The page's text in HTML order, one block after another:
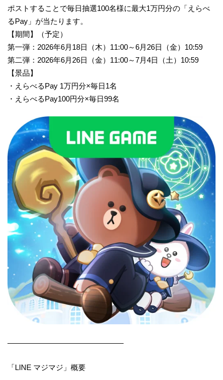
ポストすることで毎日抽選100名様に最大1万円分の「えらべ
るPay」が当たります。
【期間】（予定）
第一弾：2026年6月18日（木）11:00～6月26日（金）10:59
第二弾：2026年6月26日（金）11:00～7月4日（土）10:59
【景品】
・えらべるPay 1万円分×毎日1名
・えらべるPay100円分×毎日99名
———————————————–
「LINE マジマジ」概要